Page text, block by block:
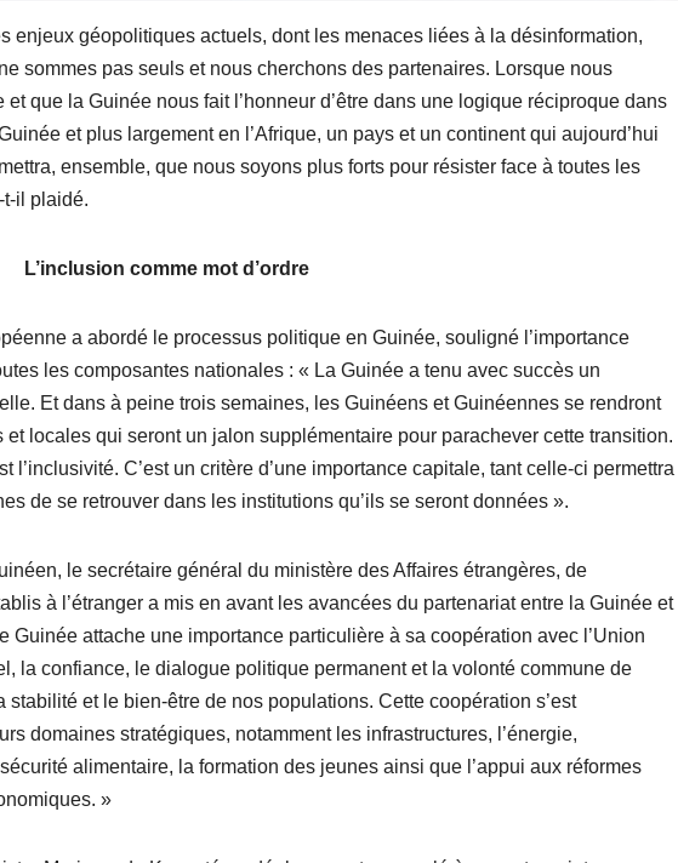
enjeux géopolitiques actuels, dont les menaces liées à la désinformation,
sommes pas seuls et nous cherchons des partenaires. Lorsque nous
que la Guinée nous fait l’honneur d’être dans une logique réciproque dans
et plus largement en l’Afrique, un pays et un continent qui aujourd’hui
ensemble, que nous soyons plus forts pour résister face à toutes les
t-il plaidé.
L’inclusion comme mot d’ordre
a abordé le processus politique en Guinée, souligné l’importance
les composantes nationales : « La Guinée a tenu avec succès un
Et dans à peine trois semaines, les Guinéens et Guinéennes se rendront
locales qui seront un jalon supplémentaire pour parachever cette transition.
l’inclusivité. C’est un critère d’une importance capitale, tant celle-ci permettra
de se retrouver dans les institutions qu’ils se seront données ».
le secrétaire général du ministère des Affaires étrangères, de
à l’étranger a mis en avant les avancées du partenariat entre la Guinée et
Guinée attache une importance particulière à sa coopération avec l’Union
la confiance, le dialogue politique permanent et la volonté commune de
et le bien-être de nos populations. Cette coopération s’est
domaines stratégiques, notamment les infrastructures, l’énergie,
alimentaire, la formation des jeunes ainsi que l’appui aux réformes
»